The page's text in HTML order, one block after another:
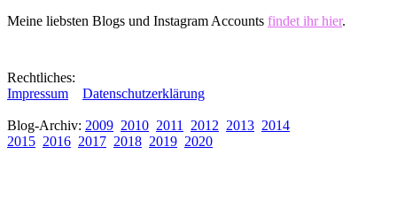
Meine liebsten Blogs und Instagram Accounts findet ihr hier.
Rechtliches:
Impressum
Datenschutzerklärung
Blog-Archiv: 2009 2010 2011 2012 2013 2014
2015 2016 2017 2018 2019 2020